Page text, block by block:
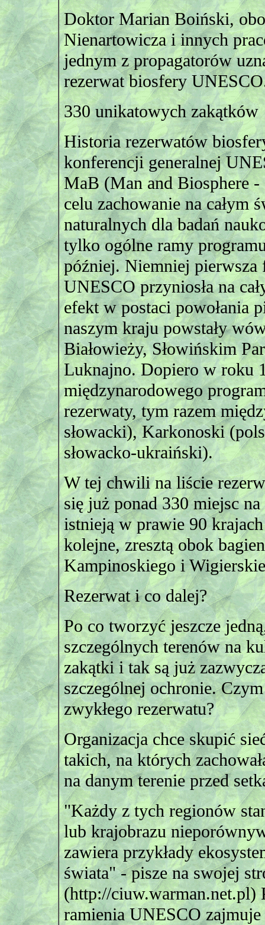
Doktor Marian Boiński,
Nienartowicza i innych
jednym z propagatorów
rezerwat biosfery
330 unikatowych zakątków
Historia rezerwatów
konferencji generalnej
MaB (Man and Biosphere -
celu zachowanie na całym
naturalnych dla badań
tylko ogólne ramy
później. Niemniej pierwsza
UNESCO przyniosła na
efekt w postaci powołania
naszym kraju powstały
Białowieży, Słowińskim
Luknajno. Dopiero w roku
międzynarodowego
rezerwaty, tym razem
słowacki), Karkonoski
słowacko-ukraiński).
W tej chwili na liście
się już ponad 330 miejsc
istnieją w prawie 90
kolejne, zresztą obok
Kampinoskiego i
Rezerwat i co dalej?
Po co tworzyć jeszcze
szczególnych terenów na
zakątki i tak są już
szczególnej ochronie.
zwykłego rezerwatu?
Organizacja chce skupić
takich, na których
na danym terenie przed
"Każdy z tych regionów
lub krajobrazu
zawiera przykłady
świata" - pisze na swojej
(http://
ramienia UNESCO